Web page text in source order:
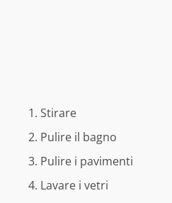
Stirare
Pulire il bagno
Pulire i pavimenti
Lavare i vetri